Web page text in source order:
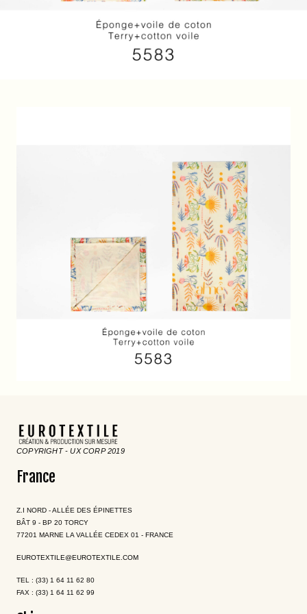
COPYRIGHT - UX CORP 2019
France
Z.I NORD - ALLÉE DES ÉPINETTES
BÂT 9 - BP 20 TORCY
77201 MARNE LA VALLÉE CEDEX 01 - FRANCE
EUROTEXTILE@EUROTEXTILE.COM
TEL : (33) 1 64 11 62 80
FAX : (33) 1 64 11 62 99